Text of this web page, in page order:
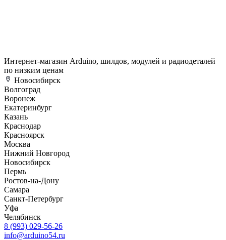
Интернет-магазин Arduino, шилдов, модулей и радиодеталей
по низким ценам
Новосибирск
Волгоград
Воронеж
Екатеринбург
Казань
Краснодар
Красноярск
Москва
Нижний Новгород
Новосибирск
Пермь
Ростов-на-Дону
Самара
Санкт-Петербург
Уфа
Челябинск
8 (993) 029-56-26
info@arduino54.ru